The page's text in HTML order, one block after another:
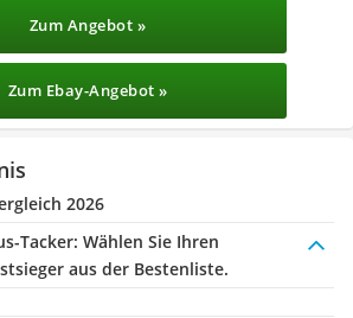
Zum Angebot »
Zum Ebay-Angebot »
2026
Tacker: Wählen Sie Ihren
aus der Bestenliste.